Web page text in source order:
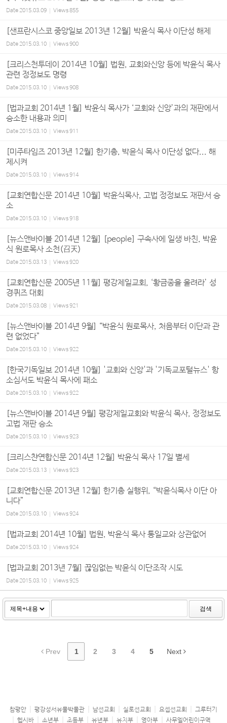
Date2015.03.09 Views855
[샌프란시스코 중앙일보 2013년 12월] 박윤식 목사 이단성 해제
Date2015.03.10 Views900
[크리스천투데이 2014년 10월] 법원, 교회와신앙 등에 박윤식 목사
관련 정정보도 명령
Date2015.03.10 Views908
[법과교회 2014년 1월] 박윤식 목사가 ‘교회와 신앙’과의 재판에서
승소한 내용과 의미
Date2015.03.10 Views911
[미주타임즈 2013년 12월] 한기총, 박윤식 목사 이단성 없다... 해
제시켜
Date2015.03.10 Views914
[교회연합신문 2014년 10월] 박윤식목사, 고법 정정보도 재판서 승
소
Date2015.03.10 Views918
[뉴스앤바이블 2014년 12월] [people] 구속사에 일생 바친, 박윤
식 원로목사 소천(召天)
Date2015.03.13 Views920
[교회연합신문 2005년 11월] 평강제일교회, ‘황금종을 울려라’ 성
경퀴즈 대회
Date2015.03.08 Views921
[뉴스앤바이블 2014년 9월] “박윤식 원로목사, 처음부터 이단과 관
련 없었다”
Date2015.03.10 Views922
[한국기독일보 2014년 10월] '교회와 신앙'과 '기독교포털뉴스' 항
소심서도 박윤식 목사에 패소
Date2015.03.10 Views922
[뉴스앤바이블 2014년 9월] 평강제일교회와 박윤식 목사, 정정보도
고법 재판 승소
Date2015.03.10 Views923
[크리스챤연합신문 2014년 12월] 박윤식 목사 17일 별세
Date2015.03.13 Views923
[교회연합신문 2013년 12월] 한기총 실행위, “박윤식목사 이단 아
니다”
Date2015.03.10 Views924
[법과교회 2014년 10월] 법원, 박윤식 목사 통일교와 상관없어
Date2015.03.10 Views924
[법과교회 2013년 7월] 끊임없는 박윤식 이단조작 시도
Date2015.03.10 Views925
검색
Prev 1 2 3 4 5 Next
참평안 평강성서유물박물관 남선교회 실로선교회 요셉선교회
그루터기
헵시바
소년부 초등부 유년부 유치부 영아부 사무엘어린이구역